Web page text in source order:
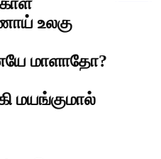
உலகு
மாளாதோ?
மயங்குமால்